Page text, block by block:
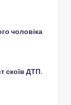
чоловіка
скоїв ДТП.